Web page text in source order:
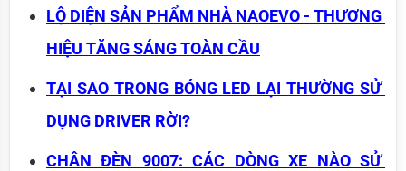
LỘ DIỆN SẢN PHẨM NHÀ NAOEVO - THƯƠNG
HIỆU TĂNG SÁNG TOÀN CẦU
TẠI SAO TRONG BÓNG LED LẠI THƯỜNG SỬ
DỤNG DRIVER RỜI?
CHÂN ĐÈN 9007: CÁC DÒNG XE NÀO SỬ